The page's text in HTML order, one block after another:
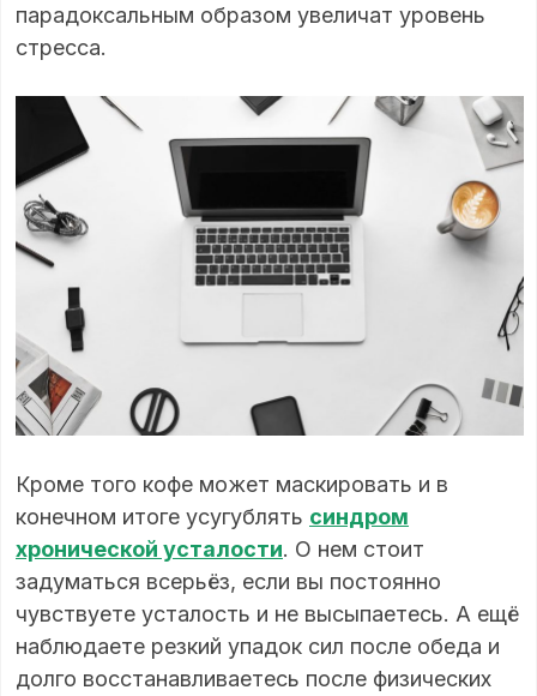
парадоксальным образом увеличат уровень
стресса.
Кроме того кофе может маскировать и в
конечном итоге усугублять синдром
хронической усталости. О нем стоит
задуматься всерьёз, если вы постоянно
чувствуете усталость и не высыпаетесь. А ещё
наблюдаете резкий упадок сил после обеда и
долго восстанавливаетесь после физических